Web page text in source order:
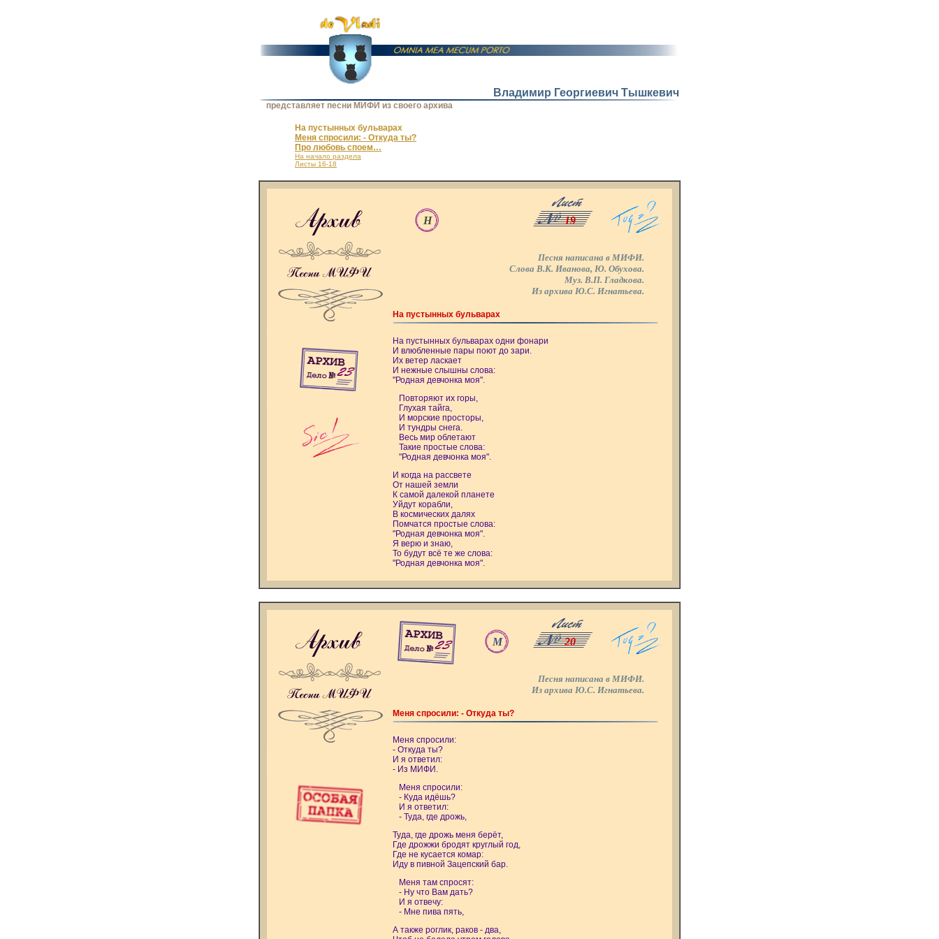
Владимир Георгиевич Тышкевич
представляет песни МИФИ из своего архива
На пустынных бульварах
Меня спросили: - Откуда ты?
Про любовь споем…
На начало раздела
Листы 16-18
Н 19
Песня написана в МИФИ.
Слова В.К. Иванова, Ю. Обухова.
Муз. В.П. Гладкова.
Из архива Ю.С. Игнатьева.
На пустынных бульварах
На пустынных бульварах одни фонари
И влюбленные пары поют до зари.
Их ветер ласкает
И нежные слышны слова:
"Родная девчонка моя".
Повторяют их горы,
Глухая тайга,
И морские просторы,
И тундры снега.
Весь мир облетают
Такие простые слова:
"Родная девчонка моя".
И когда на рассвете
От нашей земли
К самой далекой планете
Уйдут корабли,
В космических далях
Помчатся простые слова:
"Родная девчонка моя".
Я верю и знаю,
То будут всё те же слова:
"Родная девчонка моя".
М 20
Песня написана в МИФИ.
Из архива Ю.С. Игнатьева.
Меня спросили: - Откуда ты?
Меня спросили:
- Откуда ты?
И я ответил:
- Из МИФИ.
Меня спросили:
- Куда идёшь?
И я ответил:
- Туда, где дрожь,
Туда, где дрожь меня берёт,
Где дрожжи бродят круглый год,
Где не кусается комар:
Иду в пивной Зацепский бар.
Меня там спросят:
- Ну что Вам дать?
И я отвечу:
- Мне пива пять,
А также роглик, раков - два,